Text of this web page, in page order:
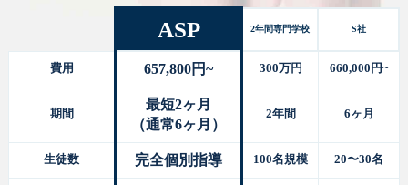
ASP 2年間専門学校 S社
費用 657,800円~ 300万円 660,000円~
期間
最短2ヶ月
（通常6ヶ月）
2年間 6ヶ月
生徒数 完全個別指導 100名規模 20〜30名